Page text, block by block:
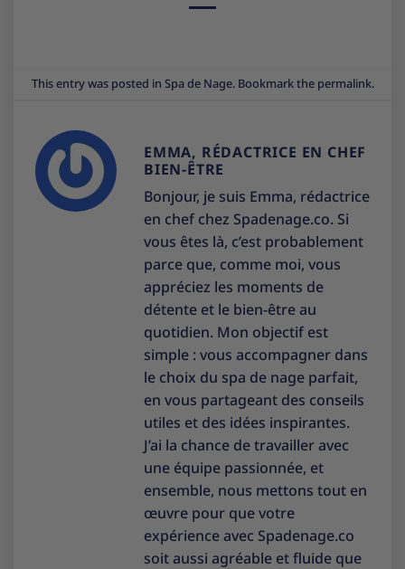
This entry was posted in Spa de Nage. Bookmark the permalink.
EMMA, RÉDACTRICE EN CHEF
BIEN-ÊTRE
Bonjour, je suis Emma, rédactrice
en chef chez Spadenage.co. Si
vous êtes là, c’est probablement
parce que, comme moi, vous
appréciez les moments de
détente et le bien-être au
quotidien. Mon objectif est
simple : vous accompagner dans
le choix du spa de nage parfait,
en vous partageant des conseils
utiles et des idées inspirantes.
J’ai la chance de travailler avec
une équipe passionnée, et
ensemble, nous mettons tout en
œuvre pour que votre
expérience avec Spadenage.co
soit aussi agréable et fluide que